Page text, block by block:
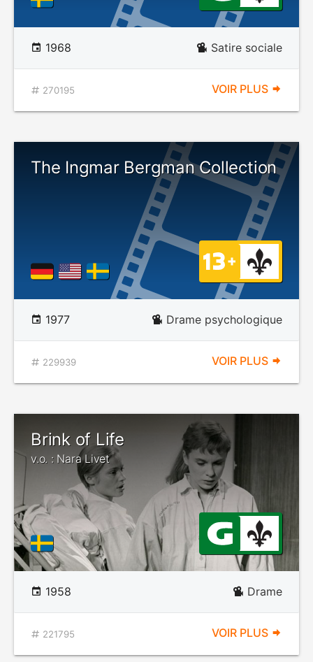
1968 Satire sociale
270195 VOIR PLUS
The Ingmar Bergman Collection
1977 Drame psychologique
229939 VOIR PLUS
Brink of Life
v.o. : Nara Livet
1958 Drame
221795 VOIR PLUS